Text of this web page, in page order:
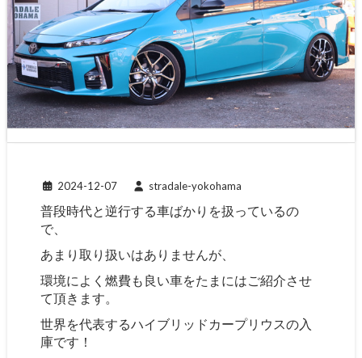
2024-12-07 stradale-yokohama
普段時代と逆行する車ばかりを扱っているの
で、
あまり取り扱いはありませんが、
環境によく燃費も良い車をたまにはご紹介させ
て頂きます。
世界を代表するハイブリッドカープリウスの入
庫です！